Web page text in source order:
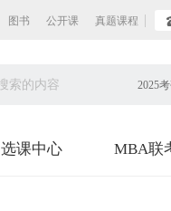
图书 公开课 真题课程
2025
选课中心 MBA联